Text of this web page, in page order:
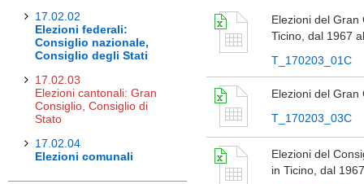
17.02.02
Elezioni federali:
Consiglio nazionale,
Consiglio degli Stati
17.02.03
Elezioni cantonali: Gran
Consiglio, Consiglio di
Stato
17.02.04
Elezioni comunali
Elezioni del
Ticino, dal 1967
T_170203_01C
Elezioni del Gran
T_170203_03C
Elezioni del
in Ticino, dal